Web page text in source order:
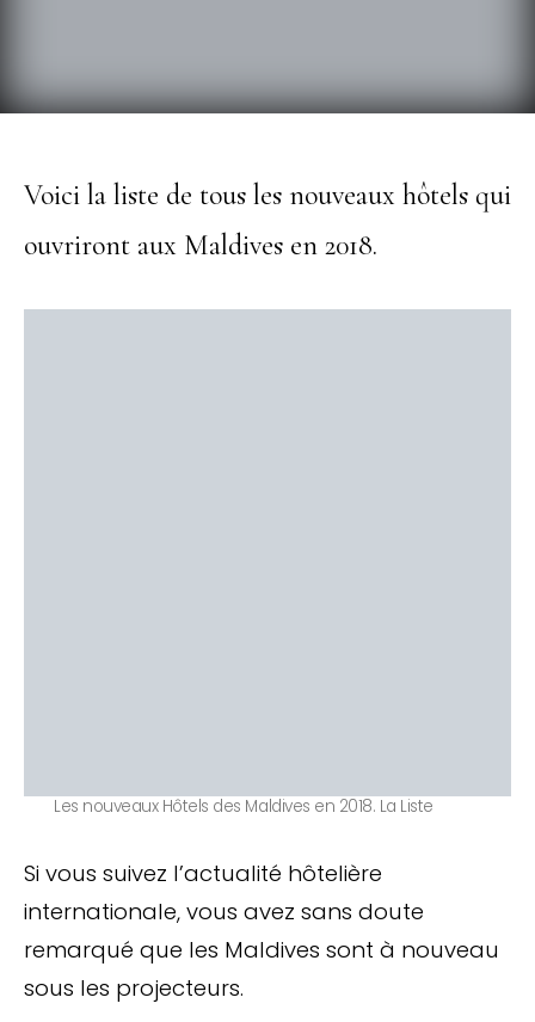
Voici la liste de tous les nouveaux hôtels qui
ouvriront aux Maldives en 2018.
Les nouveaux Hôtels des Maldives en 2018. La Liste
Si vous suivez l’actualité hôtelière
internationale, vous avez sans doute
remarqué que les Maldives sont à nouveau
sous les projecteurs.